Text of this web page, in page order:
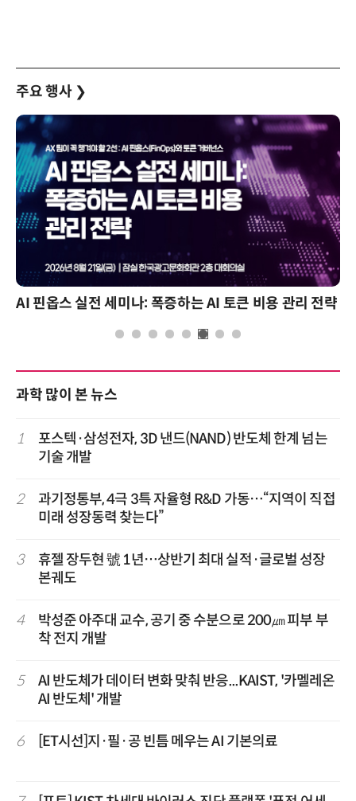
주요 행사 ❯
AI 핀옵스 실전 세미나: 폭증하는 AI 토큰 비용 관리 전략
과학 많이 본 뉴스
1
포스텍·삼성전자, 3D 낸드(NAND) 반도체 한계 넘는
기술 개발
2
과기정통부, 4극 3특 자율형 R&D 가동…“지역이 직접
미래 성장동력 찾는다”
3
휴젤 장두현 號 1년…상반기 최대 실적·글로벌 성장
본궤도
4
박성준 아주대 교수, 공기 중 수분으로 200㎛ 피부 부
착 전지 개발
5
AI 반도체가 데이터 변화 맞춰 반응...KAIST, '카멜레온
AI 반도체' 개발
6 [ET시선]지·필·공 빈틈 메우는 AI 기본의료